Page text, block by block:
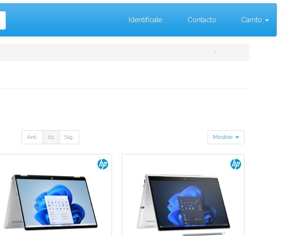
Identifícate Contacto Carrito
Ant. 01 Sig. Mostrar